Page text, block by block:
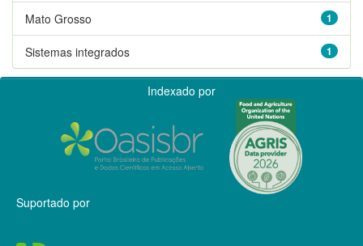
1
Mato Grosso
1
Sistemas integrados
Indexado por
Suportado por